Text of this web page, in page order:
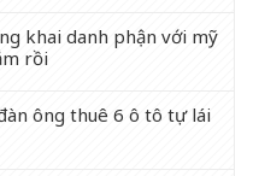
khai danh phận với mỹ
rồi
ông thuê 6 ô tô tự lái